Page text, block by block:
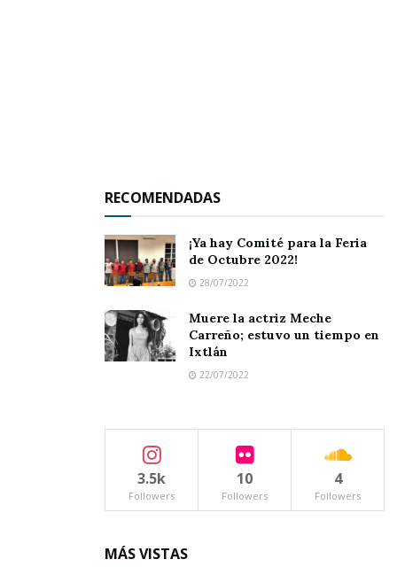
RECOMENDADAS
¡Ya hay Comité para la Feria
de Octubre 2022!
28/07/2022
Muere la actriz Meche
Carreño; estuvo un tiempo en
Ixtlán
22/07/2022
3.5k
Followers
10
Followers
4
Followers
MÁS VISTAS